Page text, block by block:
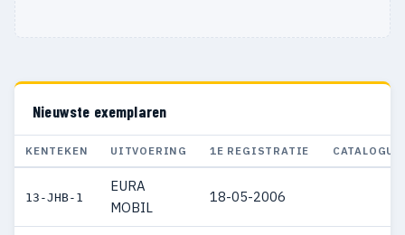
Nieuwste exemplaren
KENTEKEN UITVOERING 1E REGISTRATIE
13-JHB-1
EURA
MOBIL
18-05-2006